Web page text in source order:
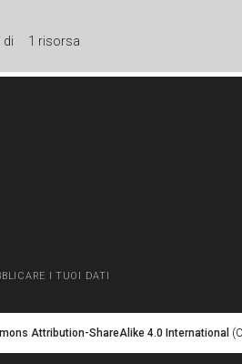
di 1 risorsa
I TUOI DATI
Attribution-ShareAlike 4.0 International